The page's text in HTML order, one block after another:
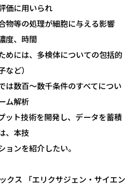
価に用いられ
物等の処理が細胞に与える影響
度、時間
めには、多検体についての包括的
ど）
は数百～数千条件のすべてについ
ム解析
ット技術を開発し、データを蓄積
、本技
ンを紹介したい。
クス 「エリクサジェン・サイエン